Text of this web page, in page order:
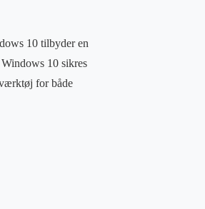
10 tilbyder en
10 sikres
for både